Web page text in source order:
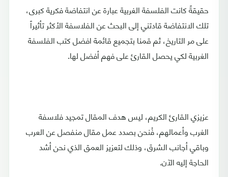
حقيقةً كانت الفلسفة الغربية عبارة عن انتفاضة فكرية كبرى،
تلك الانتفاضة قادتني إلى البحث عن الفلاسفة الأكثر تأثيراً
على مر التاريخ، ثم قمنا بتجميع قائمة افضل كتب الفلسفة
الغربية لكي يحصل القارئ على فهم أفضل لها.
عزيزي القارئ الكريم، ليس هدف المقال تمجيد فلاسفة
الغرب وأعمالهم، فُنحن بصدد عمل مقال منفصل عن العرب
وباقي أجانب الشرق، وذلك لتعزيز العمق الذي نحن أشد
الحاجة إليه الآن.